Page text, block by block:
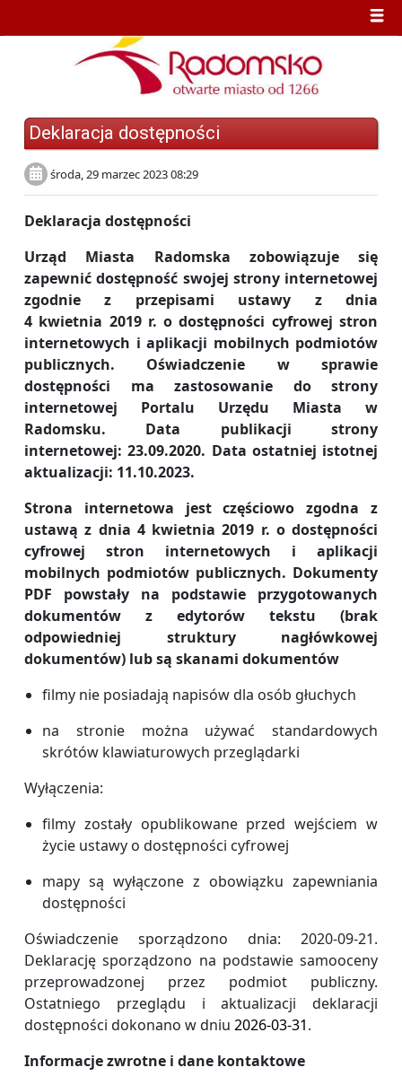
Deklaracja dostępności
środa, 29 marzec 2023 08:29
Deklaracja dostępności
Urząd Miasta Radomska zobowiązuje się
zapewnić dostępność swojej strony internetowej
zgodnie z przepisami ustawy z dnia
4 kwietnia 2019 r. o dostępności cyfrowej stron
internetowych i aplikacji mobilnych podmiotów
publicznych. Oświadczenie w sprawie
dostępności ma zastosowanie do strony
internetowej Portalu Urzędu Miasta w
Radomsku. Data publikacji strony
internetowej: 23.09.2020. Data ostatniej istotnej
aktualizacji: 11.10.2023.
Strona internetowa jest częściowo zgodna z
ustawą z dnia 4 kwietnia 2019 r. o dostępności
cyfrowej stron internetowych i aplikacji
mobilnych podmiotów publicznych. Dokumenty
PDF powstały na podstawie przygotowanych
dokumentów z edytorów tekstu (brak
odpowiedniej struktury nagłówkowej
dokumentów) lub są skanami dokumentów
filmy nie posiadają napisów dla osób głuchych
na stronie można używać standardowych
skrótów klawiaturowych przeglądarki
Wyłączenia:
filmy zostały opublikowane przed wejściem w
życie ustawy o dostępności cyfrowej
mapy są wyłączone z obowiązku zapewniania
dostępności
Oświadczenie sporządzono dnia: 2020-09-21.
Deklarację sporządzono na podstawie samooceny
przeprowadzonej przez podmiot publiczny.
Ostatniego przeglądu i aktualizacji deklaracji
dostępności dokonano w dniu 2026-03-31.
Informacje zwrotne i dane kontaktowe